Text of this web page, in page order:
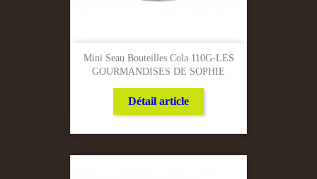
Mini Seau Bouteilles Cola 110G-LES
GOURMANDISES DE SOPHIE
Détail article